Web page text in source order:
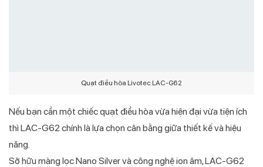
Quạt điều hòa Livotec LAC-G62
Nếu bạn cần một chiếc quạt điều hòa vừa hiện đại vừa tiện ích
thì LAC-G62 chính là lựa chọn cân bằng giữa thiết kế và hiệu
năng.
Sở hữu màng lọc Nano Silver và công nghệ ion âm, LAC-G62